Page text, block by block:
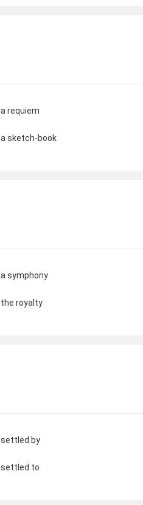
a requiem
a sketch-book
a symphony
the royalty
settled by
settled to